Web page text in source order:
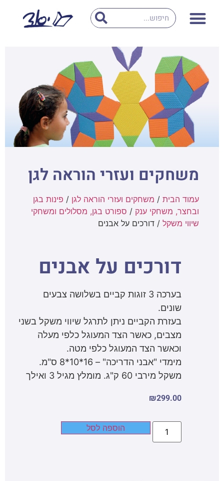
משחקים ועזרי הוראה לגן
עמוד הבית / משחקים ועזרי הוראה לגן / פינות בגן
ובחצר, משחקי ענק / ספורט בגן, מסלולים ומשחקי
שיווי משקל / דורכים על אבנים
דורכים על אבנים
בערכה 3 זוגות קביים בשלושה צבעים
שונים.
בעזרת הקביים ניתן לתרגל שיווי משקל בשני
מצבים, כאשר הצד המעוגל כלפי מעלה
וכאשר הצד המעוגל כלפי מטה.
מימדי "אבני הדריכה" – 16*10*8 ס"מ.
משקל מירבי 60 ק"ג. מומלץ מגיל 3 ואילך
₪299.00
הוספה לסל